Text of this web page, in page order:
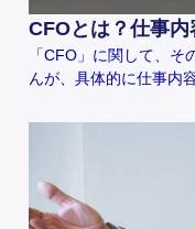
CFOとは？仕事
「CFO」に関して、
んが、具体的に仕事内